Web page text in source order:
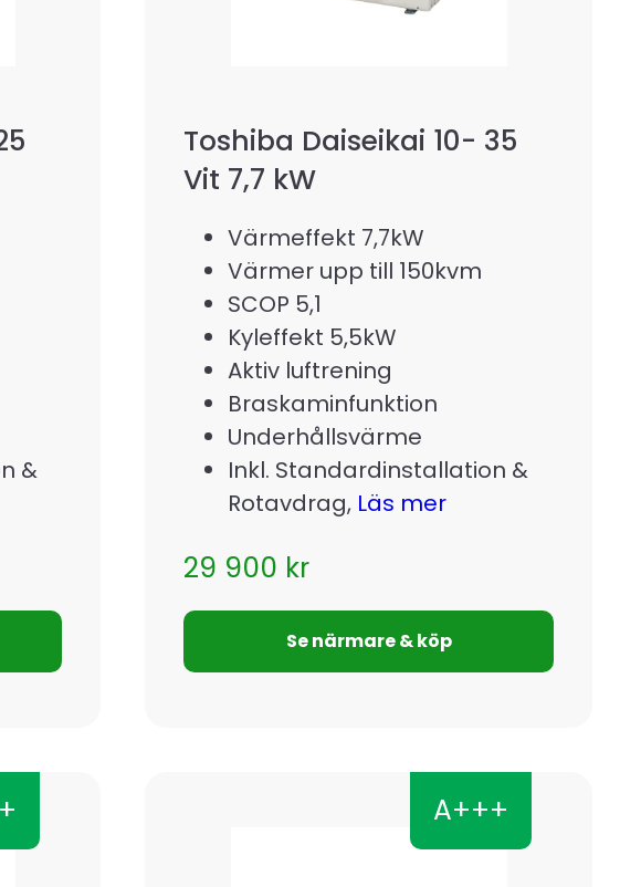
&
Toshiba Daiseikai 10- 35
Vit 7,7 kW
Värmeffekt 7,7kW
Värmer upp till 150kvm
SCOP 5,1
Kyleffekt 5,5kW
Aktiv luftrening
Braskaminfunktion
Underhållsvärme
Inkl. Standardinstallation &
Rotavdrag, Läs mer
29 900 kr
Se närmare & köp
A+++